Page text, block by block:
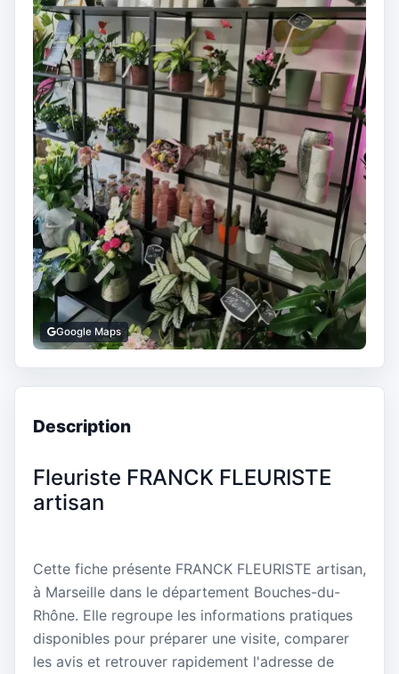
Google Maps
Description
Fleuriste FRANCK FLEURISTE
artisan
Cette fiche présente FRANCK FLEURISTE artisan,
à Marseille dans le département Bouches-du-
Rhône. Elle regroupe les informations pratiques
disponibles pour préparer une visite, comparer
les avis et retrouver rapidement l'adresse de